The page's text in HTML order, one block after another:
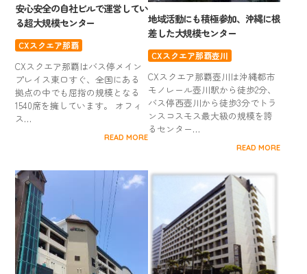
安心安全の自社ビルで運営してい
る超大規模センター
CXスクエア那覇
CXスクエア那覇はバス停メイン
プレイス東口すぐ、全国にある
拠点の中でも屈指の規模となる
1540席を擁しています。 オフィ
ス…
READ MORE
地域活動にも積極参加、沖縄に根
差した大規模センター
CXスクエア那覇壺川
CXスクエア那覇壺川は沖縄都市
モノレール壺川駅から徒歩2分、
バス停西壺川から徒歩3分でトラ
ンスコスモス最大級の規模を誇
るセンター…
READ MORE